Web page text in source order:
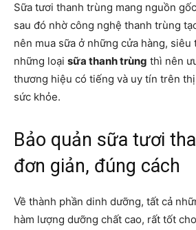
Sữa tươi thanh trùng mang nguồn
sau đó nhờ công nghệ thanh trùng
nên mua sữa ở những cửa hàng,
những loại sữa thanh trùng thì nên
thương hiệu có tiếng và uy tín trên
sức khỏe.
Bảo quản sữa tươi
đơn giản, đúng cách
Về thành phần dinh dưỡng, tất cả
hàm lượng dưỡng chất cao, rất tốt